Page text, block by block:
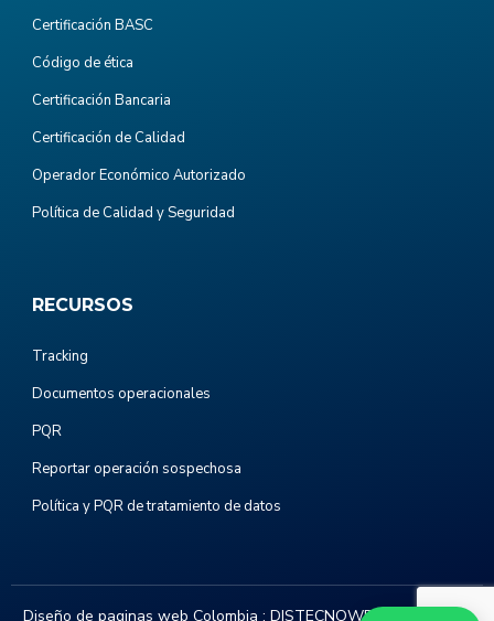
Certificación BASC
Código de ética
Certificación Bancaria
Certificación de Calidad
Operador Económico Autorizado
Política de Calidad y Seguridad
RECURSOS
Tracking
Documentos operacionales
PQR
Reportar operación sospechosa
Política y PQR de tratamiento de datos
Diseño de paginas web Colombia : DISTECNOWEB.COM . Todos